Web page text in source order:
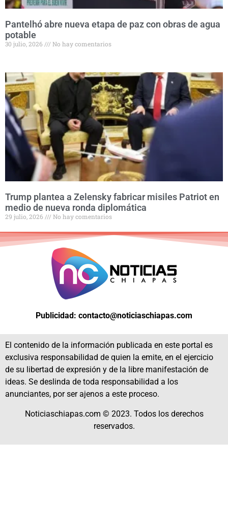
Pantelhó abre nueva etapa de paz con obras de agua
potable
30 julio, 2026 No hay comentarios
Trump plantea a Zelensky fabricar misiles Patriot en
medio de nueva ronda diplomática
29 julio, 2026 No hay comentarios
Publicidad: contacto@noticiaschiapas.com
El contenido de la información publicada en este portal es
exclusiva responsabilidad de quien la emite, en el ejercicio
de su libertad de expresión y de la libre manifestación de
ideas. Se deslinda de toda responsabilidad a los
anunciantes, por ser ajenos a este proceso.
Noticiaschiapas.com © 2023. Todos los derechos
reservados.